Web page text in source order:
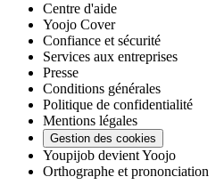
Centre d'aide
Yoojo Cover
Confiance et sécurité
Services aux entreprises
Presse
Conditions générales
Politique de confidentialité
Mentions légales
Gestion des cookies
Youpijob devient Yoojo
Orthographe et prononciation